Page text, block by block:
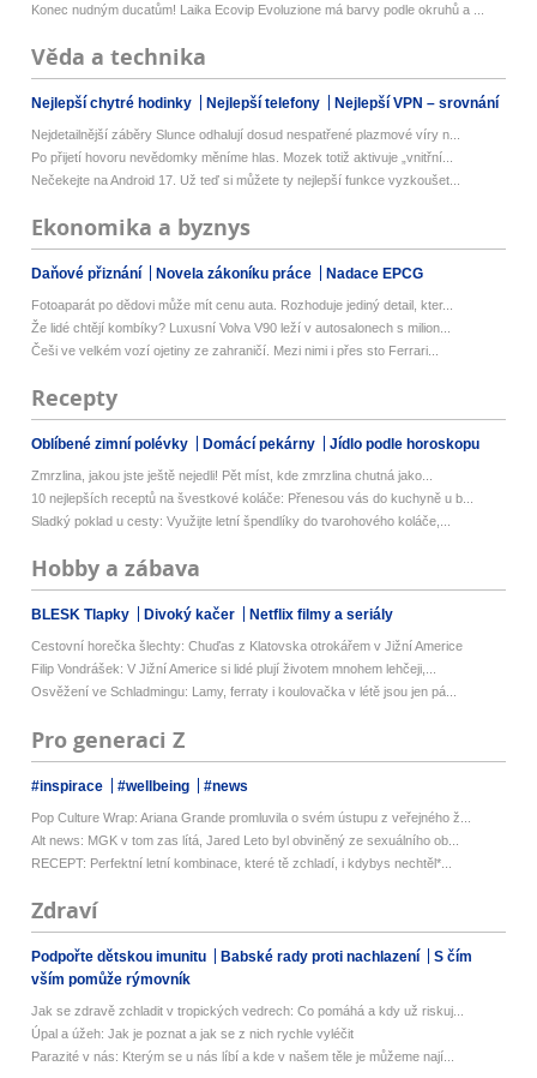
Konec nudným ducatům! Laika Ecovip Evoluzione má barvy podle okruhů a ...
Věda a technika
Nejlepší chytré hodinky Nejlepší telefony Nejlepší VPN – srovnání
Nejdetailnější záběry Slunce odhalují dosud nespatřené plazmové víry n...
Po přijetí hovoru nevědomky měníme hlas. Mozek totiž aktivuje „vnitřní...
Nečekejte na Android 17. Už teď si můžete ty nejlepší funkce vyzkoušet...
Ekonomika a byznys
Daňové přiznání Novela zákoníku práce Nadace EPCG
Fotoaparát po dědovi může mít cenu auta. Rozhoduje jediný detail, kter...
Že lidé chtějí kombíky? Luxusní Volva V90 leží v autosalonech s milion...
Češi ve velkém vozí ojetiny ze zahraničí. Mezi nimi i přes sto Ferrari...
Recepty
Oblíbené zimní polévky Domácí pekárny Jídlo podle horoskopu
Zmrzlina, jakou jste ještě nejedli! Pět míst, kde zmrzlina chutná jako...
10 nejlepších receptů na švestkové koláče: Přenesou vás do kuchyně u b...
Sladký poklad u cesty: Využijte letní špendlíky do tvarohového koláče,...
Hobby a zábava
BLESK Tlapky Divoký kačer Netflix filmy a seriály
Cestovní horečka šlechty: Chuďas z Klatovska otrokářem v Jižní Americe
Filip Vondrášek: V Jižní Americe si lidé plují životem mnohem lehčeji,...
Osvěžení ve Schladmingu: Lamy, ferraty i koulovačka v létě jsou jen pá...
Pro generaci Z
#inspirace #wellbeing #news
Pop Culture Wrap: Ariana Grande promluvila o svém ústupu z veřejného ž...
Alt news: MGK v tom zas lítá, Jared Leto byl obviněný ze sexuálního ob...
RECEPT: Perfektní letní kombinace, které tě zchladí, i kdybys nechtěl*...
Zdraví
Podpořte dětskou imunitu Babské rady proti nachlazení
S čím
vším pomůže rýmovník
Jak se zdravě zchladit v tropických vedrech: Co pomáhá a kdy už riskuj...
Úpal a úžeh: Jak je poznat a jak se z nich rychle vyléčit
Parazité v nás: Kterým se u nás líbí a kde v našem těle je můžeme nají...